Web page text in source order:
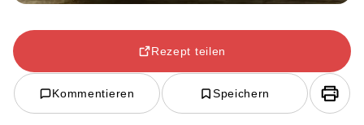
Rezept teilen
Kommentieren Speichern